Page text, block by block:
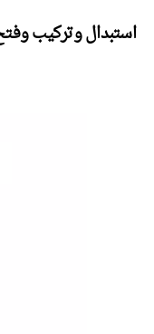
استبدال وتركيب